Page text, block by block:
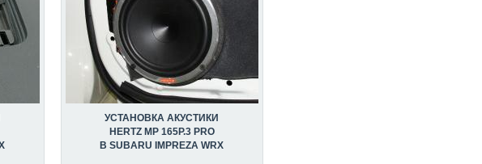
УСТАНОВКА АКУСТИКИ
HERTZ MP 165P.3 PRO
В SUBARU IMPREZA WRX